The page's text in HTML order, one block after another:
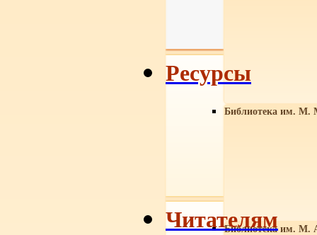
Библиотека им. М.
Библиотека им. М.
Ресурсы
Читателям